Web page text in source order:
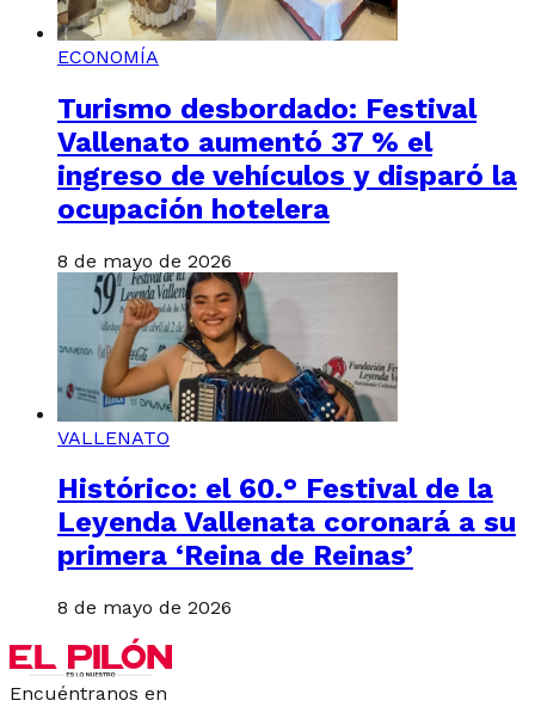
ECONOMÍA
Turismo desbordado: Festival
Vallenato aumentó 37 % el
ingreso de vehículos y disparó la
ocupación hotelera
8 de mayo de 2026
VALLENATO
Histórico: el 60.° Festival de la
Leyenda Vallenata coronará a su
primera ‘Reina de Reinas’
8 de mayo de 2026
Encuéntranos en